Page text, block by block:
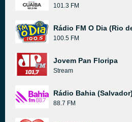
101.3 FM
Rádio FM O Dia (Rio
100.5 FM
Jovem Pan Floripa
Stream
Rádio Bahia (Salvador)
88.7 FM